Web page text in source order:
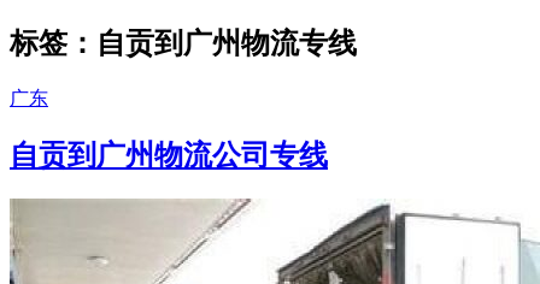
标签：自贡到广州物流专线
广东
自贡到广州物流公司专线